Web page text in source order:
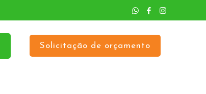
Solicitação de orçamento